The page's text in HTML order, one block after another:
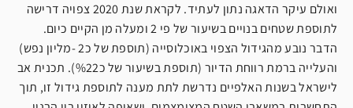
ואולם עיקר הדאגה נתון לעתיד. לקראת שנת 2020 צפויה דרישה
לתוספת שטחים בנויים בשיעור של פי 2 ומעלה מן הקיים כיום.
הדבר נובע מהגידול הצפוי באוכלוסייה (תוספת של כ2 -מליון נפש)
והעלייה ברמת רווחת הדיור (תוספת בשיעור של כ%22). תכנית אב
לישראל בשנות האלפיים נדרשת לתת מענה לתוספת גידול זו, תוך